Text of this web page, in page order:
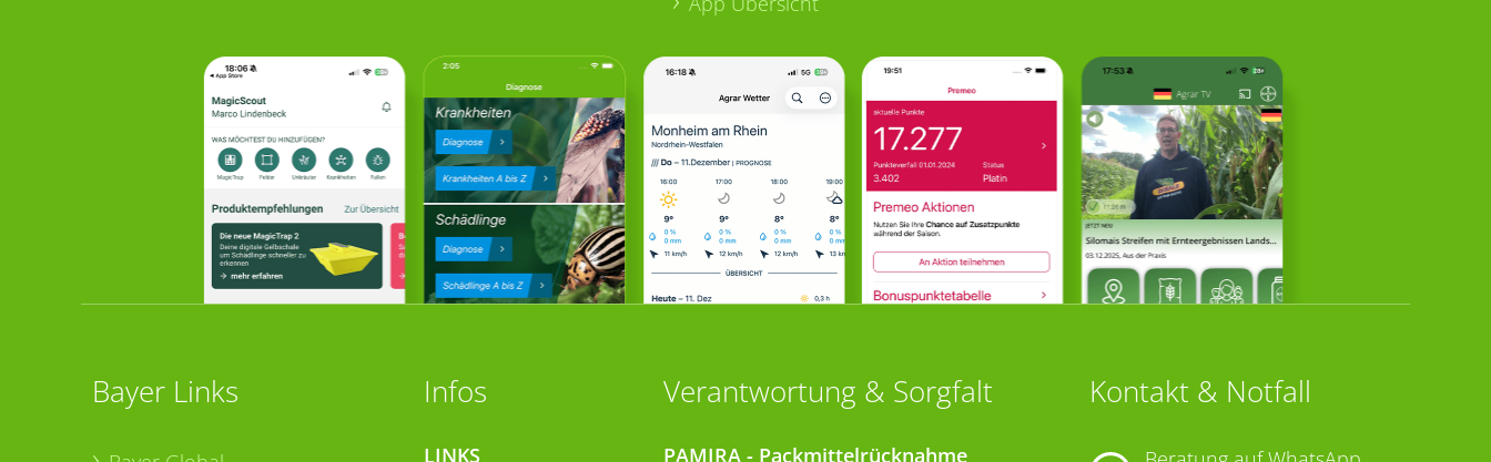
Bayer Links Infos
LINKS
Verantwortung & Sorgfalt
PAMIRA - Packmittelrücknahme
Kontakt & Notfall